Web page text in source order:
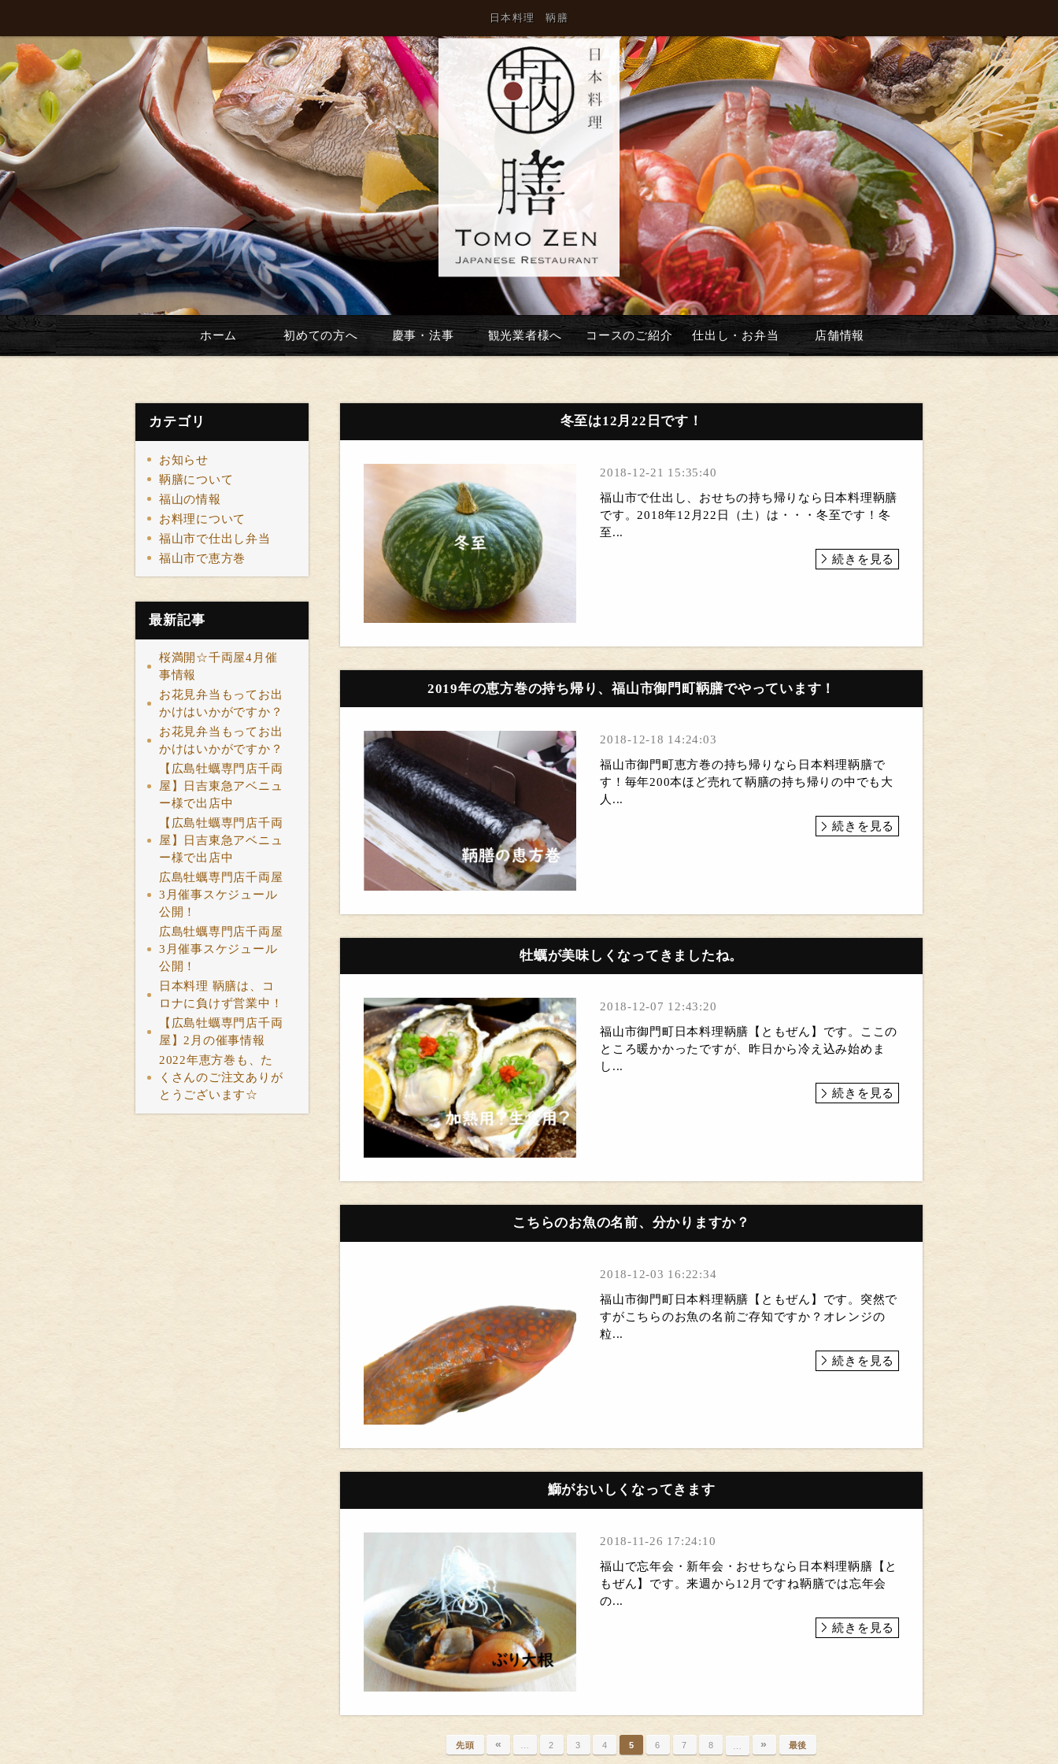
日本料理 鞆膳
ホーム 初めての方へ 慶事・法事 観光業者様へ コースのご紹介 仕出し・お弁当 店舗情報
カテゴリ
お知らせ
鞆膳について
福山の情報
お料理について
福山市で仕出し弁当
福山市で恵方巻
最新記事
桜満開☆千両屋4月催
事情報
お花見弁当もってお出
かけはいかがですか？
お花見弁当もってお出
かけはいかがですか？
【広島牡蠣専門店千両
屋】日吉東急アベニュ
ー様で出店中
【広島牡蠣専門店千両
屋】日吉東急アベニュ
ー様で出店中
広島牡蠣専門店千両屋
3月催事スケジュール
公開！
広島牡蠣専門店千両屋
3月催事スケジュール
公開！
日本料理 鞆膳は、コ
ロナに負けず営業中！
【広島牡蠣専門店千両
屋】2月の催事情報
2022年恵方巻も、た
くさんのご注文ありが
とうございます☆
冬至は12月22日です！
2018-12-21 15:35:40
福山市で仕出し、おせちの持ち帰りなら日本料理鞆膳
です。2018年12月22日（土）は・・・冬至です！冬
至...
続きを見る
2019年の恵方巻の持ち帰り、福山市御門町鞆膳でやっています！
2018-12-18 14:24:03
福山市御門町恵方巻の持ち帰りなら日本料理鞆膳で
す！毎年200本ほど売れて鞆膳の持ち帰りの中でも大
人...
続きを見る
牡蠣が美味しくなってきましたね。
2018-12-07 12:43:20
福山市御門町日本料理鞆膳【ともぜん】です。ここの
ところ暖かかったですが、昨日から冷え込み始めま
し...
続きを見る
こちらのお魚の名前、分かりますか？
2018-12-03 16:22:34
福山市御門町日本料理鞆膳【ともぜん】です。突然で
すがこちらのお魚の名前ご存知ですか？オレンジの
粒...
続きを見る
鰤がおいしくなってきます
2018-11-26 17:24:10
福山で忘年会・新年会・おせちなら日本料理鞆膳【と
もぜん】です。来週から12月ですね鞆膳では忘年会
の...
続きを見る
先頭 « 2 3 4 5 6 7 8 » 最後